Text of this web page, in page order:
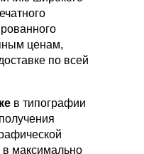
ценам,
по всей
в типографии
в максимально